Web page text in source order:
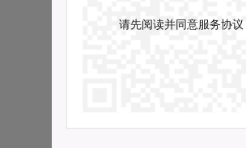
请先阅读并同意服务协议